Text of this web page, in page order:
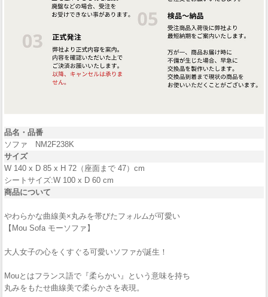
品名・品番
ソファ NM2F238K
サイズ
W 140 x D 85 x H 72（座面まで 47）cm
シートサイズ:W 100 x D 60 cm
商品について
やわらかな曲線美×丸みを帯びたフォルムが可愛い
【Mou Sofa モーソファ】
大人女子の心をくすぐる可愛いソファが誕生！
Mouとはフランス語で『柔らかい』という意味を持ち
丸みをもたせ曲線美で柔らかさを表現。